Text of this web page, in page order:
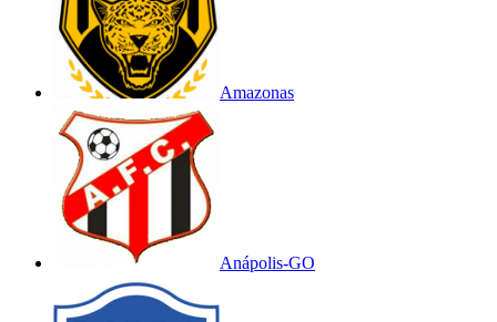
Amazonas
Anápolis-GO